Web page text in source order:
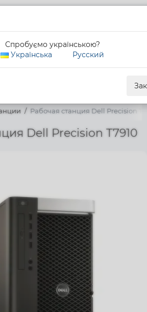
0 800 311 307
Рабочая станция Dell Precision
Dell Precision T7910
Спробуємо українською?
Українська
Русский
Описание Характеристики